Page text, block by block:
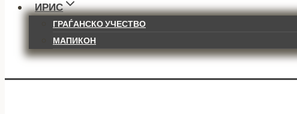
ИРИС
ГРАЃАНСКО УЧЕСТВО
МАПИКОН